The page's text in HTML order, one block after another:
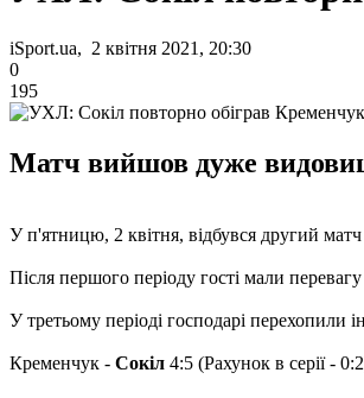
iSport.ua, 2 квітня 2021, 20:30
0
195
Матч вийшов дуже
У п'ятницю, 2 квітня, відбувся другий
Після першого періоду гості мали
У третьому періоді господарі перехопили
Кременчук - Сокіл 4:5 (Рахунок в серії -